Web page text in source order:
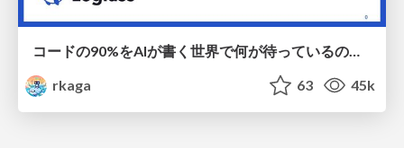
rkaga
63 45k